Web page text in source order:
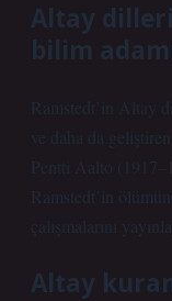
Altay
bilim
Ramstedt’in Altay
ve daha da
Pentti Aalto
Ramstedt’in
çalışmalarını
Altay